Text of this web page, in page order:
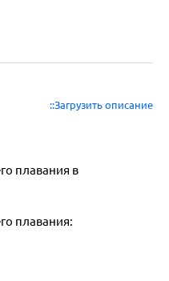
::Загрузить описание
плавания в
плавания: